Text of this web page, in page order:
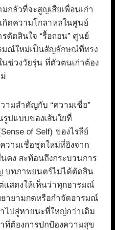
กลัวที่จะสูญเสียเพื่อนเก่า
กิดความโกลาหลในศูนย์
ตัดสินใจ “รื้อถอน” ศูนย์
มณ์ใหม่เป็นสัญลักษณ์ที่ทรง
นช่วงวัยรุ่น ที่ตัวตนเก่าต้อง
ามสำคัญกับ “ความเชื่อ”
รูปแบบของเส้นใยที่
of Self) ของไรลีย์
วามเชื่อชุดใหม่ที่อิงจาก
คง สะท้อนถึงกระบวนการ
บทภาพยนตร์ไม่ได้ตัดสิน
แสดงให้เห็นว่าทุกอารมณ์
ายามกดหรือกำจัดอารมณ์
ไปสู่หายนะที่ใหญ่กว่าเดิม
ที่ต้องการปกป้องความสุข